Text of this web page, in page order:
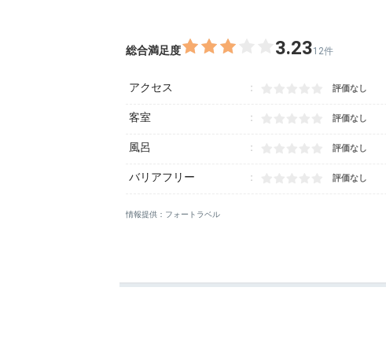
総合満足度 3.2312件
アクセス 評価なし
客室 評価なし
風呂 評価なし
バリアフリー 評価なし
情報提供：フォートラベル